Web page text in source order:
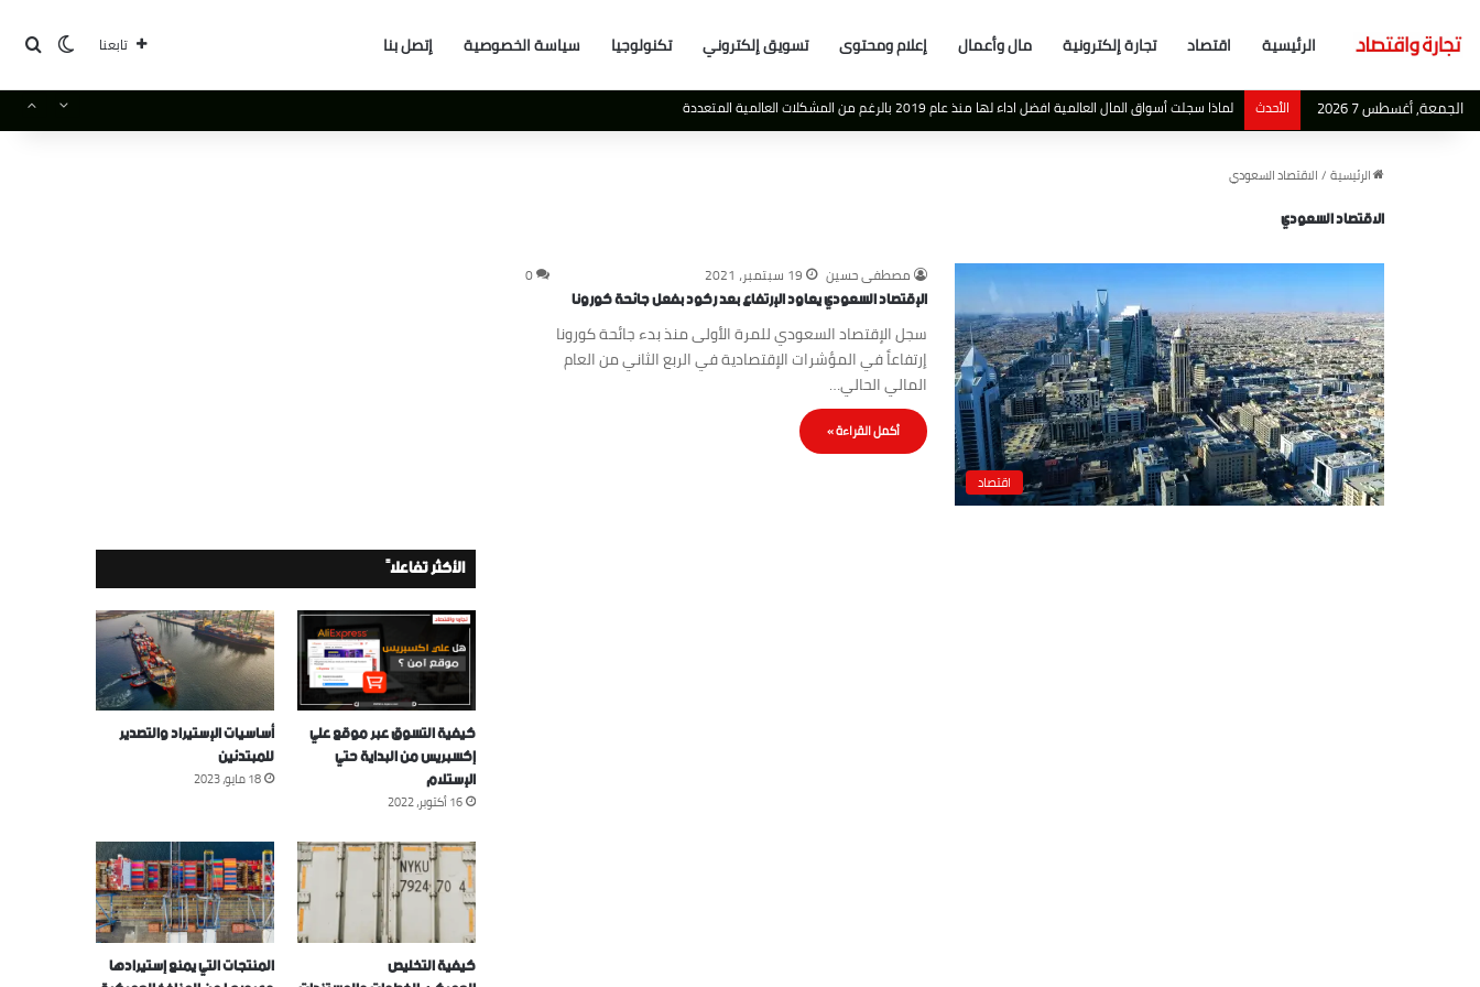
الرئيسية اقتصاد تجارة إلكترونية مال وأعمال إعلام ومحتوى تسويق إلكتروني تكنولوجيا سياسة الخصوصية إتصل بنا تابعنا الوضع
الجمعة, أغسطس 7 2026 الأحدث لماذا سجلت أسواق المال العالمية افضل اداء لها منذ عام 2019 بالرغم من المشكلات العالمية المتعددة
الرئيسية / الاقتصاد السعودي
الاقتصاد السعودي
اقتصاد
مصطفى حسين 19 سبتمبر، 2021 0
الإقتصاد السعودي يعاود الإرتفاع بعد ركود بفعل جائحة كورونا
سجل الإقتصاد السعودي للمرة الأولى منذ بدء جائحة كورونا
إرتفاعاً في المؤشرات الإقتصادية في الربع الثاني من العام
المالي الحالي…
أكمل القراءة »
الأكثر تفاعلاً
كيفية التسوق عبر موقع علي
إكسبريس من البداية حتي
الإستلام
16 أكتوبر، 2022
أساسيات الإستيراد والتصدير
للمبتدئين
18 مايو، 2023
كيفية التخليص المنتجات التي يمنع إستيرادها